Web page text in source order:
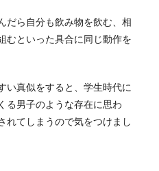
だら自分も飲み物を飲む、相
むといった具合に同じ動作を
い真似をすると、学生時代に
る男子のような存在に思わ
れてしまうので気をつけまし